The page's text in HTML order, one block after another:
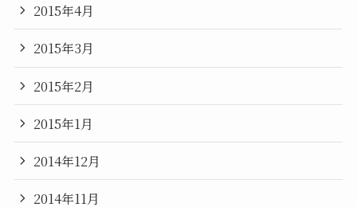
2015年4月
2015年3月
2015年2月
2015年1月
2014年12月
2014年11月